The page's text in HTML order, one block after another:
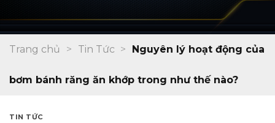
Trang chủ > Tin Tức > Nguyên lý hoạt động của
bơm bánh răng ăn khớp trong như thế nào?
TIN TỨC